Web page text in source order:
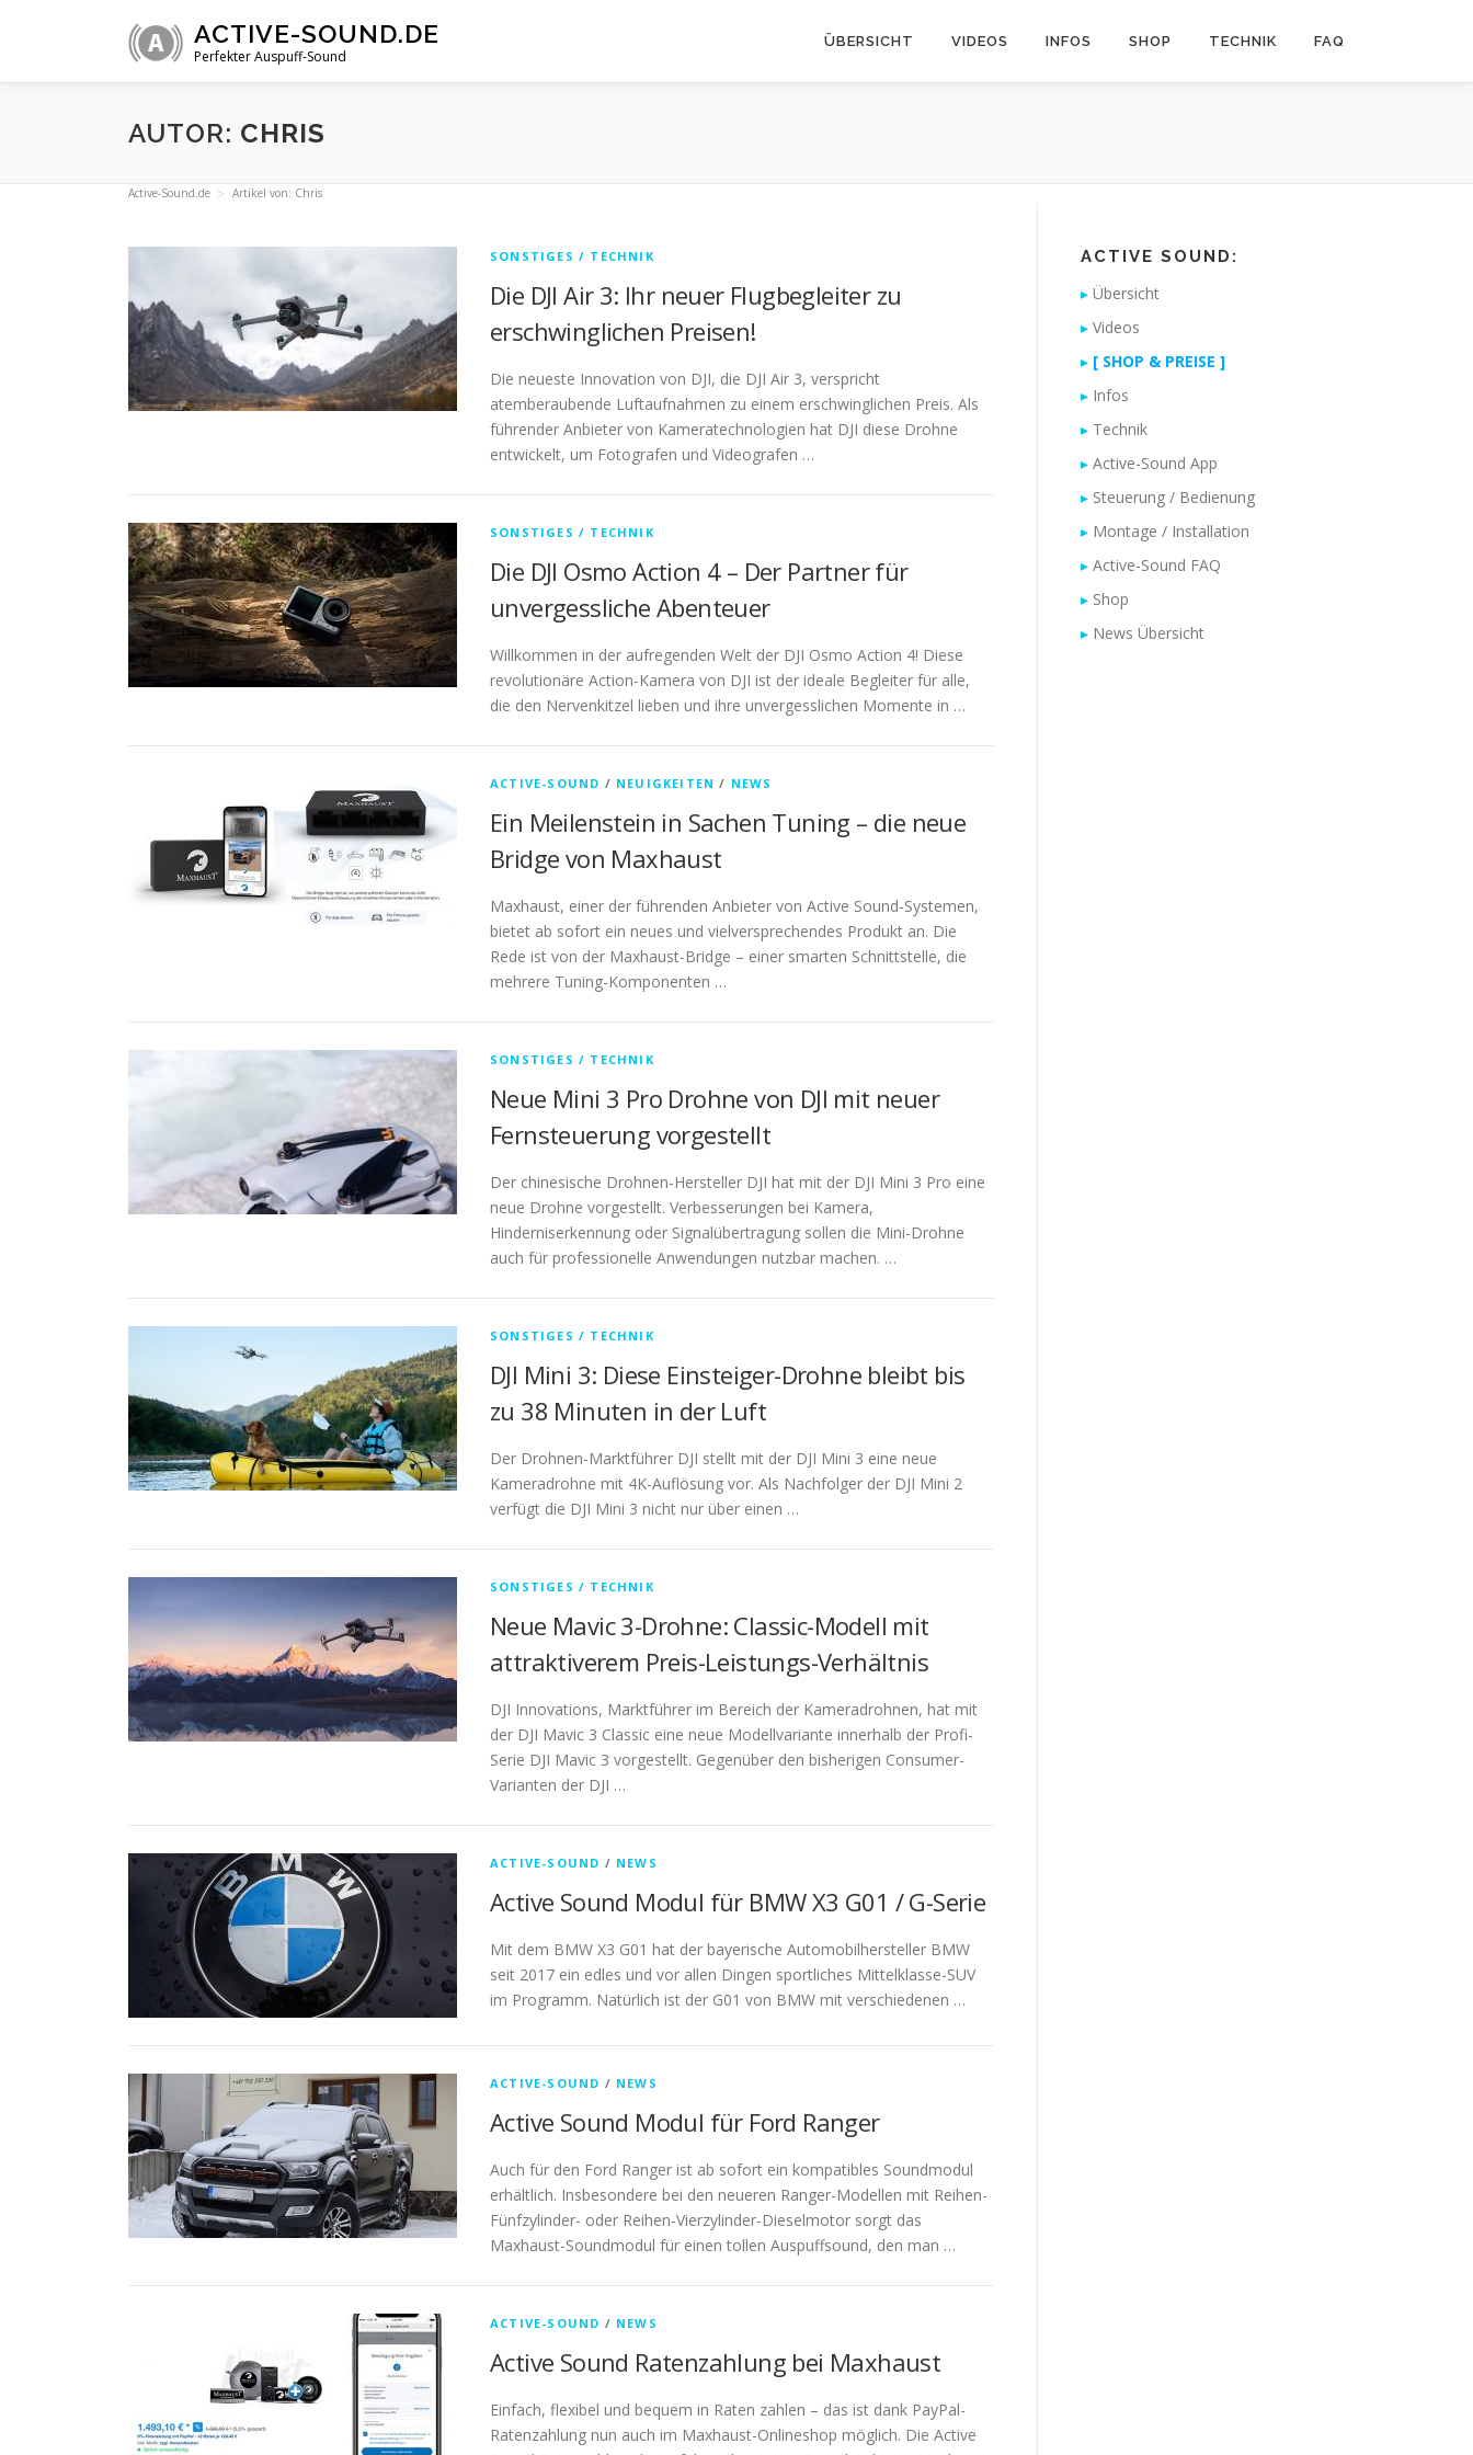
ACTIVE-SOUND.DE
Perfekter Auspuff-Sound
ÜBERSICHT VIDEOS INFOS SHOP TECHNIK FAQ
AUTOR: CHRIS
Active-Sound.de Artikel von: Chris
SONSTIGES / TECHNIK
Die DJI Air 3: Ihr neuer Flugbegleiter zu
erschwinglichen Preisen!
Die neueste Innovation von DJI, die DJI Air 3, verspricht
atemberaubende Luftaufnahmen zu einem erschwinglichen Preis. Als
führender Anbieter von Kameratechnologien hat DJI diese Drohne
entwickelt, um Fotografen und Videografen …
SONSTIGES / TECHNIK
Die DJI Osmo Action 4 – Der Partner für
unvergessliche Abenteuer
Willkommen in der aufregenden Welt der DJI Osmo Action 4! Diese
revolutionäre Action-Kamera von DJI ist der ideale Begleiter für alle,
die den Nervenkitzel lieben und ihre unvergesslichen Momente in …
ACTIVE-SOUND / NEUIGKEITEN / NEWS
Ein Meilenstein in Sachen Tuning – die neue
Bridge von Maxhaust
Maxhaust, einer der führenden Anbieter von Active Sound-Systemen,
bietet ab sofort ein neues und vielversprechendes Produkt an. Die
Rede ist von der Maxhaust-Bridge – einer smarten Schnittstelle, die
mehrere Tuning-Komponenten …
SONSTIGES / TECHNIK
Neue Mini 3 Pro Drohne von DJI mit neuer
Fernsteuerung vorgestellt
Der chinesische Drohnen-Hersteller DJI hat mit der DJI Mini 3 Pro eine
neue Drohne vorgestellt. Verbesserungen bei Kamera,
Hinderniserkennung oder Signalübertragung sollen die Mini-Drohne
auch für professionelle Anwendungen nutzbar machen. …
SONSTIGES / TECHNIK
DJI Mini 3: Diese Einsteiger-Drohne bleibt bis
zu 38 Minuten in der Luft
Der Drohnen-Marktführer DJI stellt mit der DJI Mini 3 eine neue
Kameradrohne mit 4K-Auflösung vor. Als Nachfolger der DJI Mini 2
verfügt die DJI Mini 3 nicht nur über einen …
SONSTIGES / TECHNIK
Neue Mavic 3-Drohne: Classic-Modell mit
attraktiverem Preis-Leistungs-Verhältnis
DJI Innovations, Marktführer im Bereich der Kameradrohnen, hat mit
der DJI Mavic 3 Classic eine neue Modellvariante innerhalb der Profi-
Serie DJI Mavic 3 vorgestellt. Gegenüber den bisherigen Consumer-
Varianten der DJI …
ACTIVE-SOUND / NEWS
Active Sound Modul für BMW X3 G01 / G-Serie
Mit dem BMW X3 G01 hat der bayerische Automobilhersteller BMW
seit 2017 ein edles und vor allen Dingen sportliches Mittelklasse-SUV
im Programm. Natürlich ist der G01 von BMW mit verschiedenen …
ACTIVE-SOUND / NEWS
Active Sound Modul für Ford Ranger
Auch für den Ford Ranger ist ab sofort ein kompatibles Soundmodul
erhältlich. Insbesondere bei den neueren Ranger-Modellen mit Reihen-
Fünfzylinder- oder Reihen-Vierzylinder-Dieselmotor sorgt das
Maxhaust-Soundmodul für einen tollen Auspuffsound, den man …
ACTIVE-SOUND / NEWS
Active Sound Ratenzahlung bei Maxhaust
Einfach, flexibel und bequem in Raten zahlen – das ist dank PayPal-
Ratenzahlung nun auch im Maxhaust-Onlineshop möglich. Die Active
ACTIVE SOUND:
Übersicht
Videos
[ SHOP & PREISE ]
Infos
Technik
Active-Sound App
Steuerung / Bedienung
Montage / Installation
Active-Sound FAQ
Shop
News Übersicht